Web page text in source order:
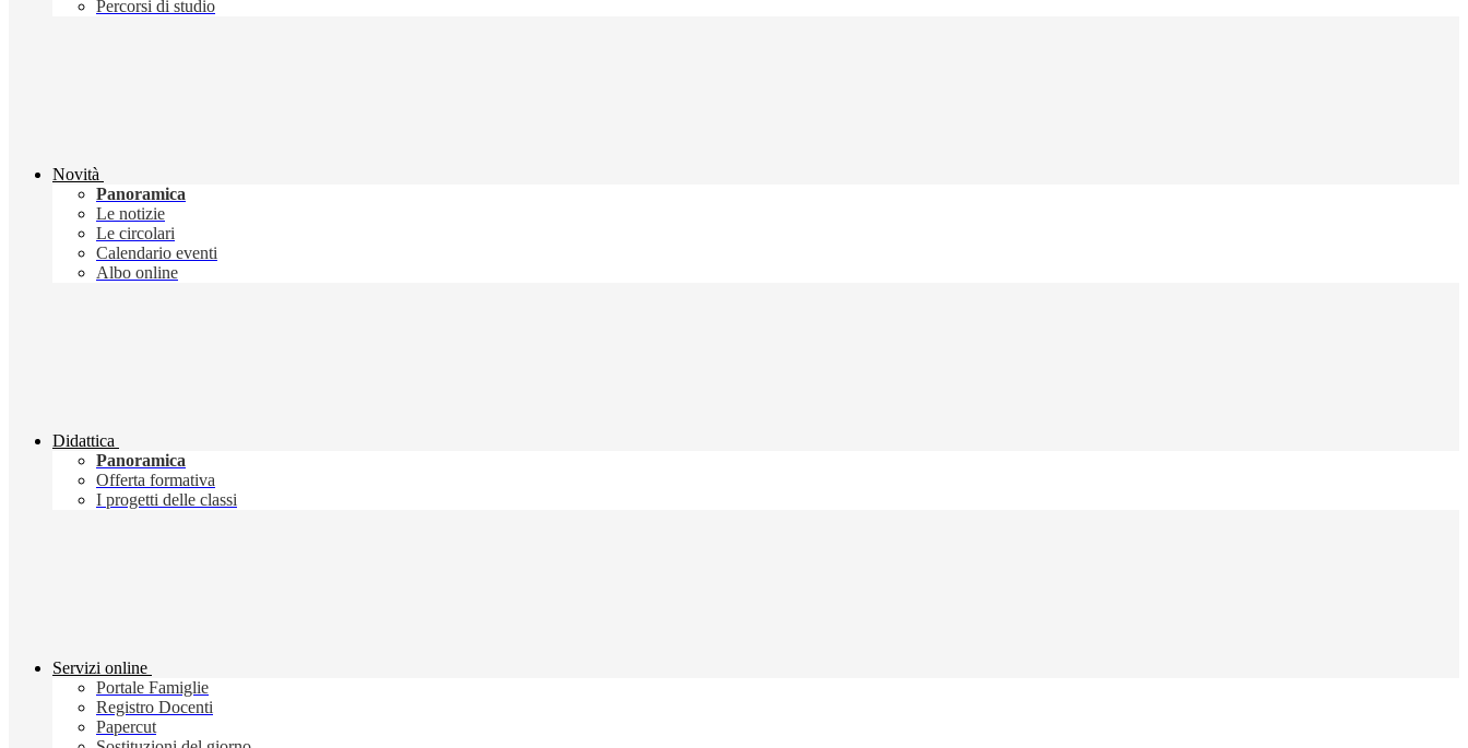
Percorsi di studio
Novità
Panoramica
Le notizie
Le circolari
Calendario eventi
Albo online
Didattica
Panoramica
Offerta formativa
I progetti delle classi
Servizi online
Portale Famiglie
Registro Docenti
Papercut